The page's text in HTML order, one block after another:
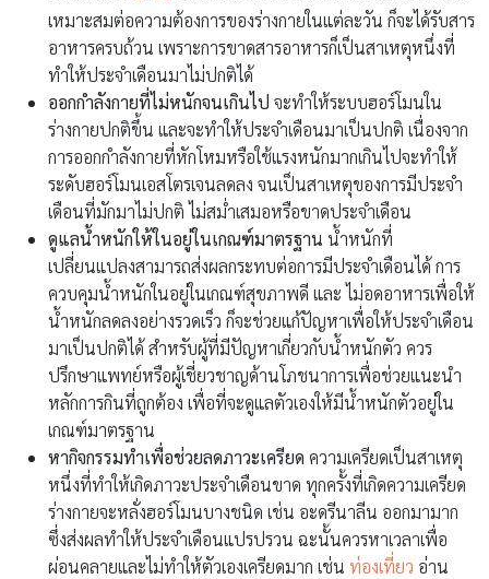
เหมาะสมต่อความต้องการของร่างกายในแต่ละวัน ก็จะได้รับสาร
อาหารครบถ้วน เพราะการขาดสารอาหารก็เป็นสาเหตุหนึ่งที่
ทำให้ประจำเดือนมาไม่ปกติได้
ออกกำลังกายที่ไม่หนักจนเกินไป จะทำให้ระบบฮอร์โมนใน
ร่างกายปกติขึ้น และจะทำให้ประจำเดือนมาเป็นปกติ เนื่องจาก
การออกกำลังกายที่หักโหมหรือใช้แรงหนักมากเกินไปจะทำให้
ระดับฮอร์โมนเอสโตรเจนลดลง จนเป็นสาเหตุของการมีประจำ
เดือนที่มักมาไม่ปกติ ไม่สม่ำเสมอหรือขาดประจำเดือน
ดูแลน้ำหนักให้ในอยู่ในเกณฑ์มาตรฐาน น้ำหนักที่
เปลี่ยนแปลงสามารถส่งผลกระทบต่อการมีประจำเดือนได้ การ
ควบคุมน้ำหนักในอยู่ในเกณฑ์สุขภาพดี และ ไม่อดอาหารเพื่อให้
น้ำหนักลดลงอย่างรวดเร็ว ก็จะช่วยแก้ปัญหาเพื่อให้ประจำเดือน
มาเป็นปกติได้ สำหรับผู้ที่มีปัญหาเกี่ยวกับน้ำหนักตัว ควร
ปรึกษาแพทย์หรือผู้เชี่ยวชาญด้านโภชนาการเพื่อช่วยแนะนำ
หลักการกินที่ถูกต้อง เพื่อที่จะดูแลตัวเองให้มีน้ำหนักตัวอยู่ใน
เกณฑ์มาตรฐาน
หากิจกรรมทำเพื่อช่วยลดภาวะเครียด ความเครียดเป็นสาเหตุ
หนึ่งที่ทำให้เกิดภาวะประจำเดือนขาด ทุกครั้งที่เกิดความเครียด
ร่างกายจะหลั่งฮอร์โมนบางชนิด เช่น อะดรีนาลีน ออกมามาก
ซึ่งส่งผลทำให้ประจำเดือนแปรปรวน ฉะนั้นควรหาเวลาเพื่อ
ผ่อนคลายและไม่ทำให้ตัวเองเครียดมาก เช่น ท่องเที่ยว อ่าน